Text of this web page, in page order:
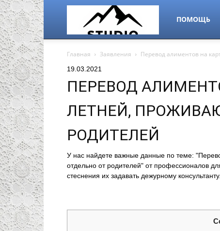
alps-
studio.ru
ПОМОЩЬ
Главная Заявления Перевод алиментов на
19.03.2021
ПЕРЕВОД
ЛЕТНЕЙ,
РОДИТЕЛЕЙ
У нас найдете важные данные по теме:
отдельно от родителей" от профессионалов
стеснения их задавать дежурному консультанту.